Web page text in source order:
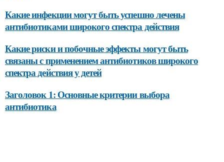
Какие инфекции могут быть успешно лечены
антибиотиками широкого спектра действия
Какие риски и побочные эффекты могут быть
связаны с применением антибиотиков широкого
спектра действия у детей
Заголовок 1: Основные критерии выбора
антибиотика